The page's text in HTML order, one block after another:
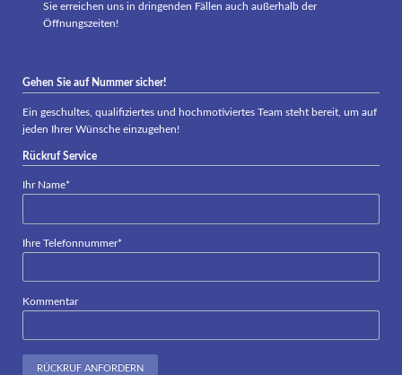
Sie erreichen uns in dringenden Fällen auch außerhalb der
Öffnungszeiten!
Gehen Sie auf Nummer sicher!
Ein geschultes, qualifiziertes und hochmotiviertes Team steht bereit, um auf
jeden Ihrer Wünsche einzugehen!
Rückruf Service
Pflichtfeld
Ihr Name*
Pflichtfeld
Ihre Telefonnummer*
Kommentar
RÜCKRUF ANFORDERN